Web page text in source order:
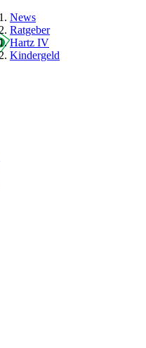
News
Ratgeber
Hartz IV
Kindergeld